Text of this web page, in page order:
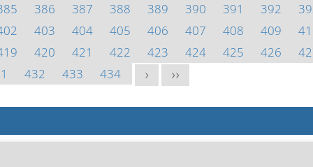
386 387 388 389 390 391 392
403 404 405 406 407 408 409
420 421 422 423 424 425 426
432 433 434 > >>